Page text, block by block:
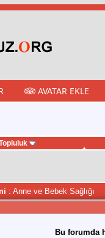
AVATAR EKLE
: Anne ve Bebek Sağlığı
Bu forumda